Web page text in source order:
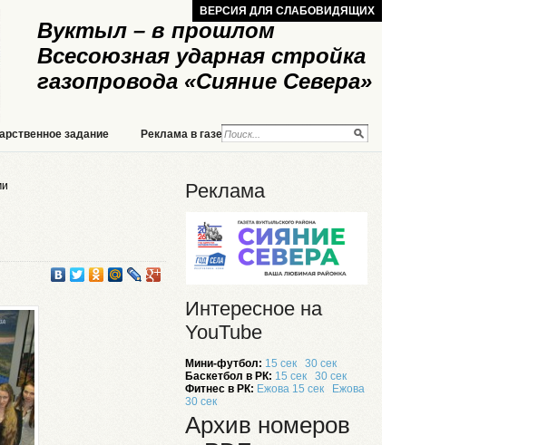
Вуктыл – в прошлом
Всесоюзная ударная стройка
газопровода «Сияние Севера»
ВЕРСИЯ ДЛЯ СЛАБОВИДЯЩИХ
задание Реклама в газете Реклама на сайте
Реклама
Интересное на
YouTube
Мини-футбол: 15 сек
30 сек
Баскетбол в РК: 15 сек
30 сек
Фитнес в РК: Ежова 15 сек
Ежова
30 сек
Архив номеров